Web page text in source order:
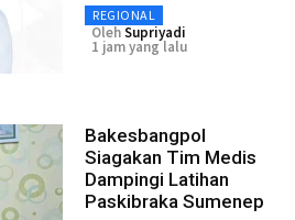
REGIONAL
OlehSupriyadi
1 jam yang lalu
Bakesbangpol
Siagakan Tim Medis
Dampingi Latihan
Paskibraka Sumenep